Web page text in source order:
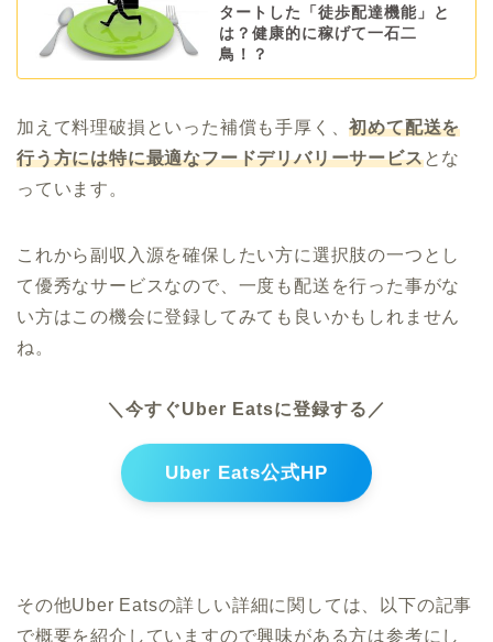
タートした「徒歩配達機能」と
は？健康的に稼げて一石二
鳥！？
加えて料理破損といった補償も手厚く、初めて配送を
行う方には特に最適なフードデリバリーサービスとな
っています。
これから副収入源を確保したい方に選択肢の一つとし
て優秀なサービスなので、一度も配送を行った事がな
い方はこの機会に登録してみても良いかもしれません
ね。
＼今すぐUber Eatsに登録する／
Uber Eats公式HP
その他Uber Eatsの詳しい詳細に関しては、以下の記事
で概要を紹介していますので興味がある方は参考にし